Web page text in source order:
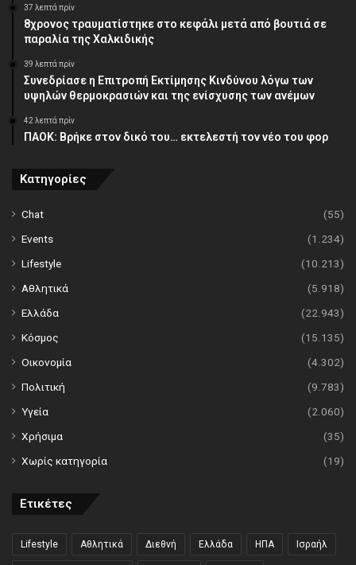
37 λεπτά πρίν
8χρονος τραυματίστηκε στο κεφάλι μετά από βουτιά σε
παραλία της Χαλκιδικής
39 λεπτά πρίν
Συνεδρίασε η Επιτροπή Εκτίμησης Κινδύνου λόγω των
υψηλών θερμοκρασιών και της ενίσχυσης των ανέμων
42 λεπτά πρίν
ΠΑΟΚ: Βρήκε στον δικό του… εκτελεστή τον νέο του φορ
Κατηγορίες
Chat
(55)
Events
(1.234)
Lifestyle
(10.213)
Αθλητικά
(5.918)
Ελλάδα
(22.943)
Κόσμος
(15.135)
Οικονομία
(4.302)
Πολιτική
(9.783)
Υγεία
(2.060)
Χρήσιμα
(35)
Χωρίς κατηγορία
(19)
Ετικέτες
Lifestyle Αθλητικά Διεθνή Ελλάδα ΗΠΑ Ισραήλ